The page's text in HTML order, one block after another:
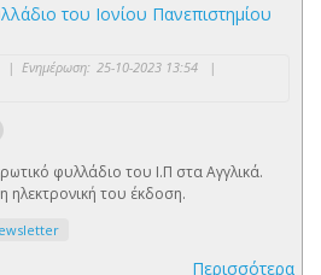
του Ιονίου Πανεπιστημίου
| Ενημέρωση: 25-10-2023 13:54
|
φυλλάδιο του Ι.Π στα Αγγλικά.
ηλεκτρονική του έκδοση.
Περισσότερα